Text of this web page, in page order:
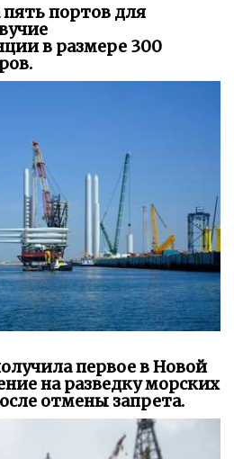
портов для
в размере 300
первое в Новой
на разведку морских
отмены запрета.